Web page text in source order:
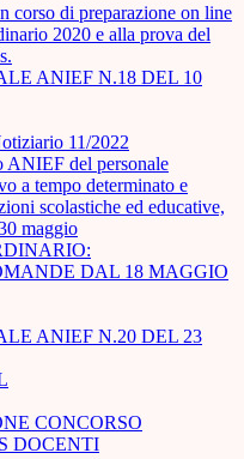
corso di preparazione on line
2020 e alla prova del
ANIEF N.18 DEL 10
11/2022
ANIEF del personale
a tempo determinato e
scolastiche ed educative,
maggio
DAL 18 MAGGIO
ANIEF N.20 DEL 23
CONCORSO
DOCENTI